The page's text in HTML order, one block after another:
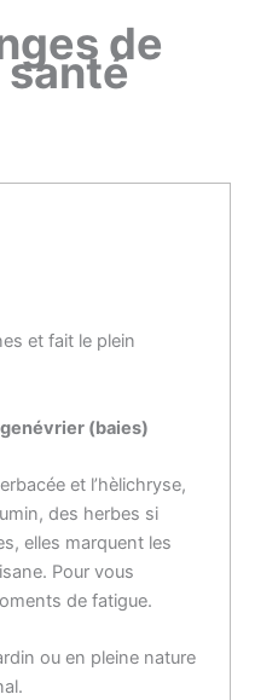
de
et fait le plein
(baies)
et l’hèlichryse,
des herbes si
elles marquent les
Pour vous
de fatigue.
ou en pleine nature